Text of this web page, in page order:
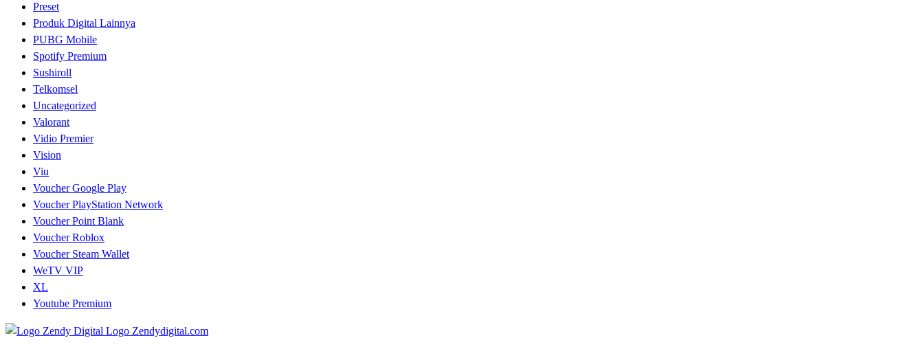
Preset
Produk Digital Lainnya
PUBG Mobile
Spotify Premium
Sushiroll
Telkomsel
Uncategorized
Valorant
Vidio Premier
Vision
Viu
Voucher Google Play
Voucher PlayStation Network
Voucher Point Blank
Voucher Roblox
Voucher Steam Wallet
WeTV VIP
XL
Youtube Premium